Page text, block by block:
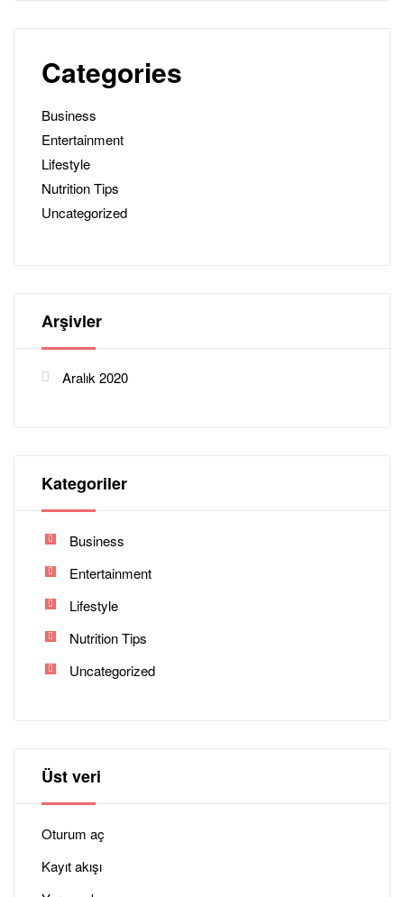
Categories
Business
Entertainment
Lifestyle
Nutrition Tips
Uncategorized
Arşivler
Aralık 2020
Kategoriler
Business
Entertainment
Lifestyle
Nutrition Tips
Uncategorized
Üst veri
Oturum aç
Kayıt akışı